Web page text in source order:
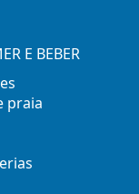
E BEBER
praia